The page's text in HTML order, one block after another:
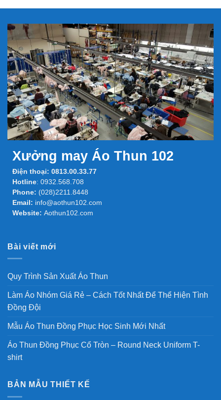
Xưởng may Áo Thun 102
Điện thoại: 0813.00.33.77
Hotline: 0932.568.708
Phone: (028)2211.8448
Email: info@aothun102.com
Website: Aothun102.com
Bài viết mới
Quy Trình Sản Xuất Áo Thun
Làm Áo Nhóm Giá Rẻ – Cách Tốt Nhất Để Thể Hiện Tình
Đồng Đội
Mẫu Áo Thun Đồng Phục Học Sinh Mới Nhất
Áo Thun Đồng Phục Cổ Tròn – Round Neck Uniform T-
shirt
BẢN MẪU THIẾT KẾ